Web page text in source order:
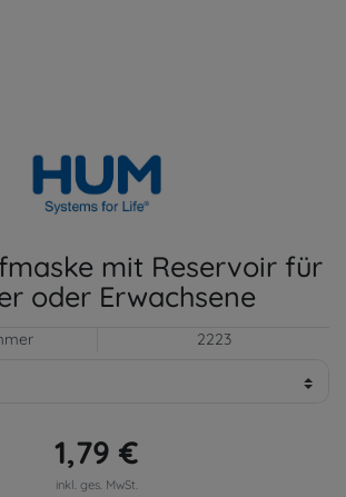
mit Reservoir für
oder Erwachsene
2223
1,79 €
inkl. ges. MwSt.